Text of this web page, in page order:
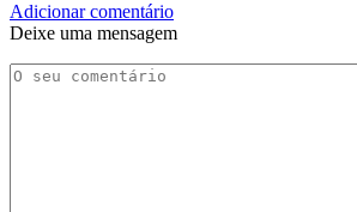
Adicionar comentário
Deixe uma mensagem